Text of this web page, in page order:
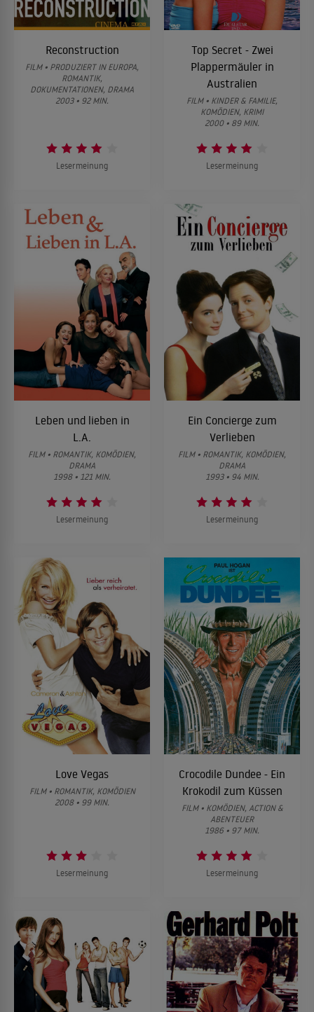
Reconstruction
FILM • PRODUZIERT IN EUROPA,
ROMANTIK,
DOKUMENTATIONEN, DRAMA
2003 • 92 MIN.
Lesermeinung
Top Secret - Zwei
Plappermäuler in
Australien
FILM • KINDER & FAMILIE,
KOMÖDIEN, KRIMI
2000 • 89 MIN.
Lesermeinung
Leben und lieben in
L.A.
FILM • ROMANTIK, KOMÖDIEN,
DRAMA
1998 • 121 MIN.
Lesermeinung
Ein Concierge zum
Verlieben
FILM • ROMANTIK, KOMÖDIEN,
DRAMA
1993 • 94 MIN.
Lesermeinung
Love Vegas
FILM • ROMANTIK, KOMÖDIEN
2008 • 99 MIN.
Lesermeinung
Crocodile Dundee - Ein
Krokodil zum Küssen
FILM • KOMÖDIEN, ACTION &
ABENTEUER
1986 • 97 MIN.
Lesermeinung